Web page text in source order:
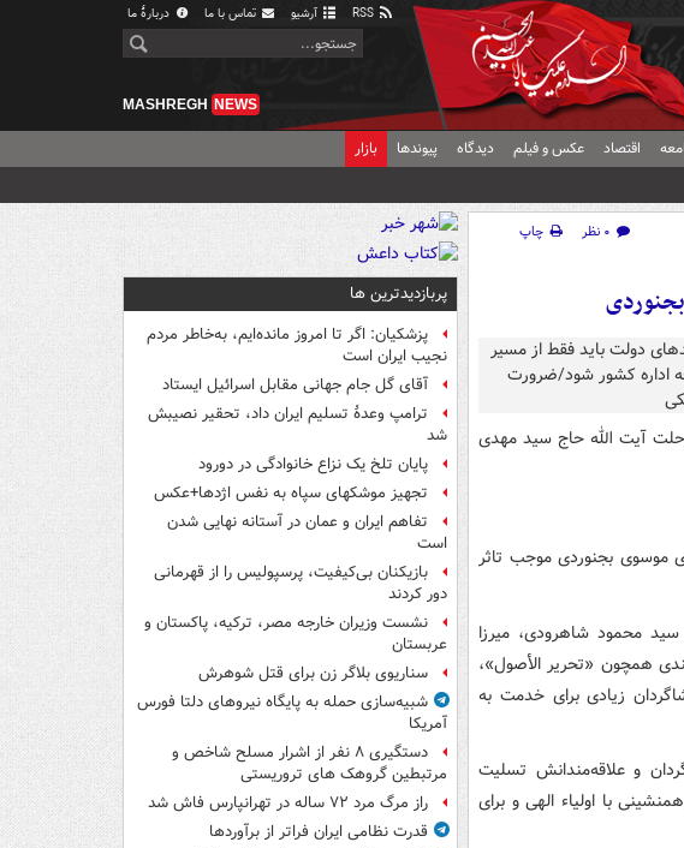
آرشیو تماس با ما دربارهٔ ما
MASHREGH NEWS
اقتصاد عکس و فیلم دیدگاه پیوندها بازار
۰ نظر
چاپ
آیت الله حاج سید مهدی
موسوی بجنوردی موجب تاثر
محمود شاهرودی، میرزا
همچون «تحریر الأصول»،
زیادی برای خدمت به
و علاقه‌مندانش تسلیت
با اولیاء الهی و برای
پربازدیدترین ها
پزشکیان: اگر تا امروز مانده‌ایم، به‌خاطر مردم
نجیب ایران است
آقای گل جام جهانی مقابل اسرائیل ایستاد
ترامپ وعدۀ تسلیم ایران داد، تحقیر نصیبش
شد
پایان تلخ یک نزاع خانوادگی در دورود
تجهیز موشکهای سپاه به نفس اژدها+عکس
تفاهم ایران و عمان در آستانه نهایی شدن
است
بازیکنان بی‌کیفیت، پرسپولیس را از قهرمانی
دور کردند
نشست وزیران خارجه مصر، ترکیه، پاکستان و
عربستان
سناریوی بلاگر زن برای قتل شوهرش
شبیه‌سازی حمله به پایگاه نیروهای دلتا فورس
آمریکا
دستگیری ۸ نفر از اشرار مسلح شاخص و
مرتبطین گروهک های تروریستی
راز مرگ مرد ۷۲ ساله در تهرانپارس فاش شد
قدرت نظامی ایران فراتر از برآوردها